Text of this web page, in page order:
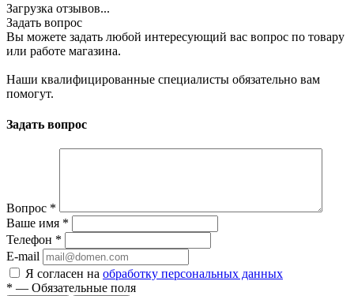
Загрузка отзывов...
Задать вопрос
Вы можете задать любой интересующий вас вопрос по товару
или работе магазина.
Наши квалифицированные специалисты обязательно вам
помогут.
Задать вопрос
Вопрос *
Ваше имя *
Телефон *
E-mail
Я согласен на обработку персональных данных
* — Обязательные поля